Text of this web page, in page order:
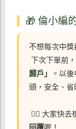
🎁 倫小編
不想每次中獎
下次下單前
歸戶」
。以
頭，安全、省
🏃‍♂️ 大家快